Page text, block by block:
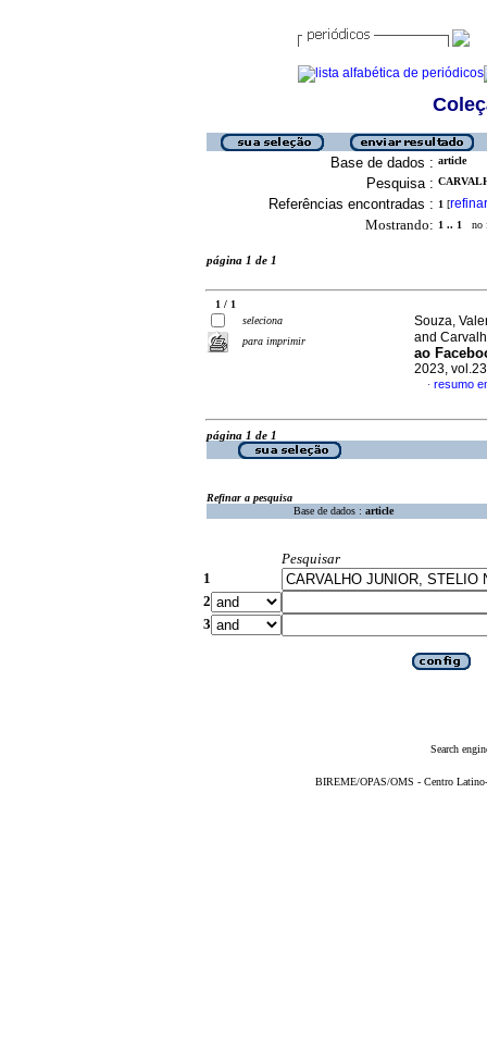
Base de dados : article
Pesquisa :
Referências encontradas : 1 [refinar
Mostrando: 1 .. 1 no
página 1 de 1
1 / 1
seleciona
para imprimir
Souza,
and
ao
2023,
· resumo
página 1 de 1
Refinar a pesquisa
Base de dados : article
Pesquisar
1
2
3
Search
BIREME/OPAS/OMS - Centro Latino-